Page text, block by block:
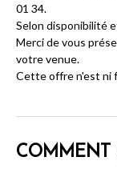
01 34.
Selon disponibilité
Merci de vous
votre venue.
Cette offre n'est ni
COMMENT